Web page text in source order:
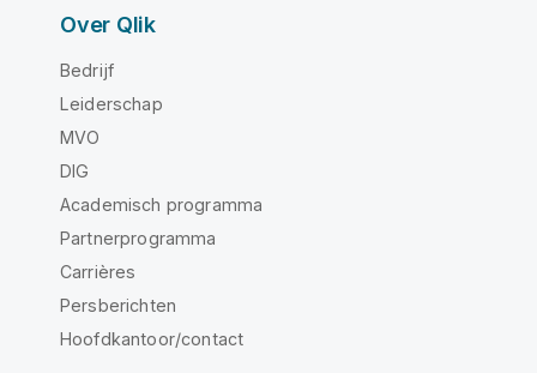
Over Qlik
Bedrijf
Leiderschap
MVO
DIG
Academisch programma
Partnerprogramma
Carrières
Persberichten
Hoofdkantoor/contact